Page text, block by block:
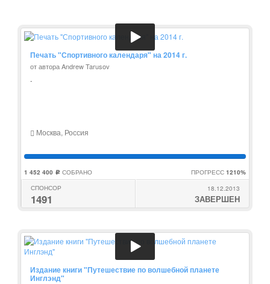
Печать "Спортивного календаря" на 2014 г.
от автора Andrew Tarusov
.
Москва, Россия
1 452 400 c СОБРАНО ПРОГРЕСС 1210%
СПОНСОР
1491
18.12.2013
ЗАВЕРШЕН
Издание книги "Путешествие по волшебной планете
Инглэнд"